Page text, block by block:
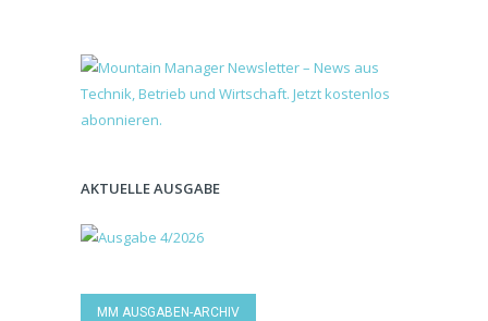
AKTUELLE AUSGABE
MM AUSGABEN-ARCHIV